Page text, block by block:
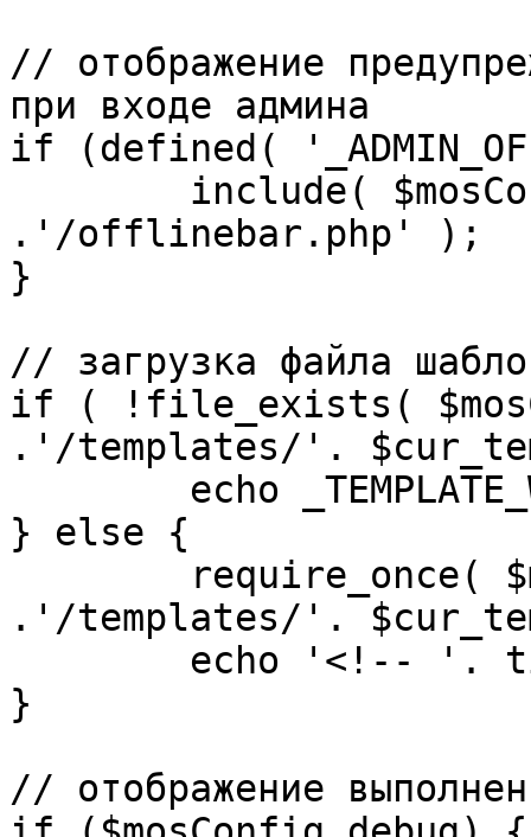
// отображение
при входе админа
if (defined(
.'/offlinebar.php' );
}
// загрузка файла
if ( !file_exists(
.'/templates/'.
} else {
.'/templates/'.
}
// отображение